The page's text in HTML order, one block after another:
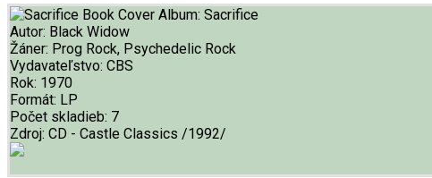
Album: Sacrifice
Autor: Black Widow
Žáner: Prog Rock, Psychedelic Rock
Vydavateľstvo: CBS
Rok: 1970
Formát: LP
Počet skladieb: 7
Zdroj: CD - Castle Classics /1992/